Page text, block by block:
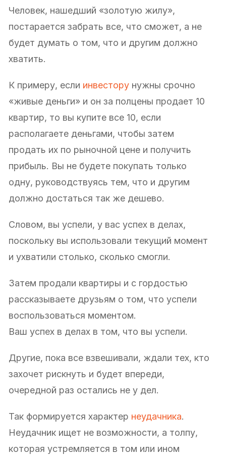
Человек, нашедший «золотую жилу»,
постарается забрать все, что сможет, а не
будет думать о том, что и другим должно
хватить.
К примеру, если инвестору нужны срочно
«живые деньги» и он за полцены продает 10
квартир, то вы купите все 10, если
располагаете деньгами, чтобы затем
продать их по рыночной цене и получить
прибыль. Вы не будете покупать только
одну, руководствуясь тем, что и другим
должно достаться так же дешево.
Словом, вы успели, у вас успех в делах,
поскольку вы использовали текущий момент
и ухватили столько, сколько смогли.
Затем продали квартиры и с гордостью
рассказываете друзьям о том, что успели
воспользоваться моментом.
Ваш успех в делах в том, что вы успели.
Другие, пока все взвешивали, ждали тех, кто
захочет рискнуть и будет впереди,
очередной раз остались не у дел.
Так формируется характер неудачника.
Неудачник ищет не возможности, а толпу,
которая устремляется в том или ином